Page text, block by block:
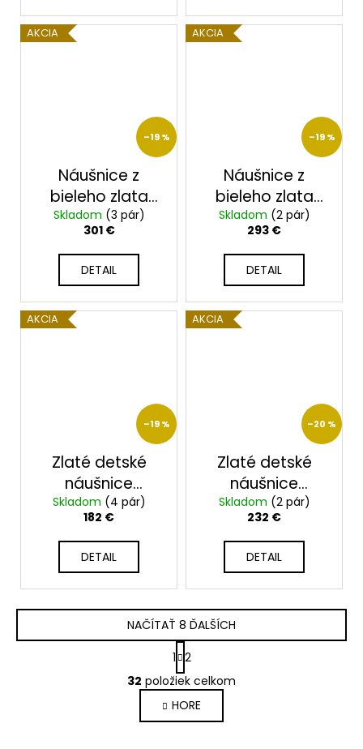
AKCIA
–19 %
Náušnice z
bieleho zlata
23207/B/X
Skladom (3 pár)
301 €
DETAIL
AKCIA
–19 %
Náušnice z
bieleho zlata
23208B
Skladom (2 pár)
293 €
DETAIL
AKCIA
–19 %
Zlaté detské
náušnice
23101/4/B/X
Skladom (4 pár)
182 €
DETAIL
AKCIA
–20 %
Zlaté detské
náušnice
2312/B/X
Skladom (2 pár)
232 €
DETAIL
O
v
l
á
NAČÍTAŤ 8 ĎALŠÍCH
S
t
r
á
n
k
1 2
32 položiek celkom
HORE